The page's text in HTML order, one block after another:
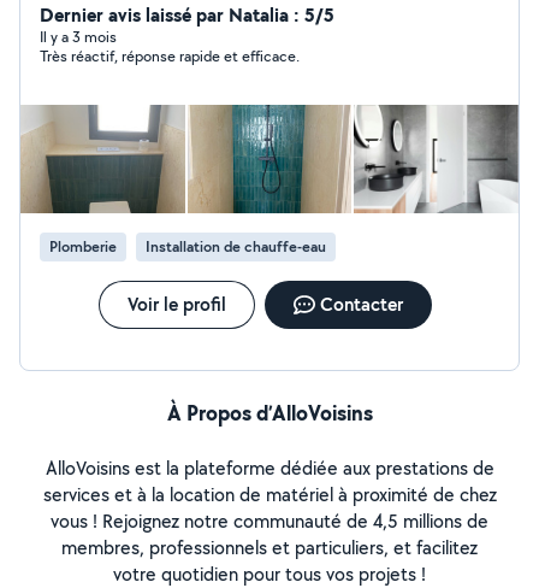
fuite pannes ou autre. Nous intervenons dans tout les
Alpes-Maritimes. Nous sommes disponible pour des
dépannages, installation, rénovation des sanitaires, pose
adaptés selon le cas de figure. rigoureux, sérieux,
ponctuelle ayant le sens du détails, ont vous
accompagne dos vos rénovation ainsi que dans la
création de salles d'eaux. Prêt à faire de belle chose
avec vous.
Dernier avis laissé par Natalia : 5/5
Il y a 3 mois
Très réactif, réponse rapide et efficace.
Plomberie Installation de chauffe-eau
Voir le profil Contacter
À Propos d’AlloVoisins
AlloVoisins est la plateforme dédiée aux prestations de
services et à la location de matériel à proximité de chez
vous ! Rejoignez notre communauté de 4,5 millions de
membres, professionnels et particuliers, et facilitez
votre quotidien pour tous vos projets !